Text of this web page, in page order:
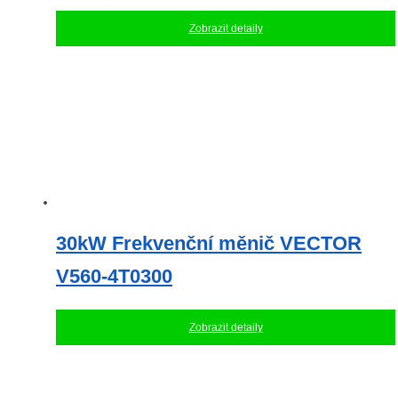
Zobrazit detaily
30kW Frekvenční měnič VECTOR
V560-4T0300
Zobrazit detaily